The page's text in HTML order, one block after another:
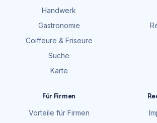
Handwerk
Gastronomie
Coiffeure & Friseure
Suche
Karte
Für Firmen
Vorteile für Firmen